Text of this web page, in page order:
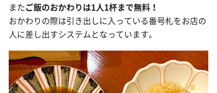
またご飯のおかわりは1人1杯まで無料！
おかわりの際は引き出しに入っている番号札をお店の
人に差し出すシステムとなっています。